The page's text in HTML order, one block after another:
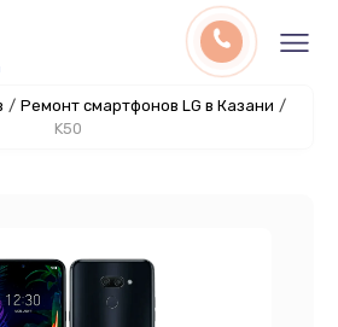
/ Ремонт смартфонов LG в Казани /
K50